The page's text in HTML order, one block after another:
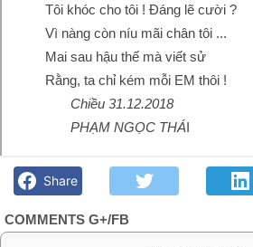
Tôi khóc cho tôi ! Đáng lẽ cười ?
Vì nàng còn níu mãi chân tôi ...
Mai sau hậu thế mà viết sử
Rằng, ta chỉ kém mỗi EM thôi !
Chiều 31.12.2018
PHẠM NGỌC THÁI
núi và bạn bè. Chút gì để nhớ!
Share
COMMENTS G+/FB